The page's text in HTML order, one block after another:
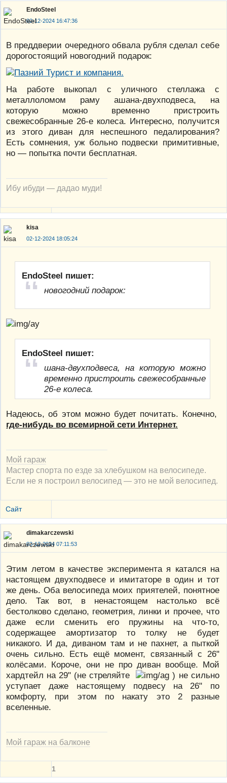
EndoSteel
02-12-2024 16:47:36
В преддверии очередного обвала рубля сделал себе
дорогостоящий новогодний подарок:
На работе выкопал с уличного стеллажа с
металлоломом раму ашана-двухподвеса, на
которую можно временно пристроить
свежесобранные 26-е колеса. Интересно, получится
из этого диван для неспешного педалирования?
Есть сомнения, уж больно подвески примитивные,
но — попытка почти бесплатная.
Ибу ибуди — дадао муди!
kisa
02-12-2024 18:05:24
EndoSteel пишет:
новогодний подарок:
EndoSteel пишет:
шана-двухподвеса, на которую можно
временно пристроить свежесобранные
26-е колеса.
Надеюсь, об этом можно будет почитать. Конечно,
где-нибудь во всемирной сети Интернет.
Мой гараж
Мастер спорта по езде за хлебушком на велосипеде.
Если не я построил велосипед — это не мой велосипед.
Сайт
dimakarczewski
03-12-2024 07:11:53
Этим летом в качестве эксперимента я катался на
настоящем двухподвесе и имитаторе в один и тот
же день. Оба велосипеда моих приятелей, понятное
дело. Так вот, в ненастоящем настолько всё
бестолково сделано, геометрия, линки и прочее, что
даже если сменить его пружины на что-то,
содержащее амортизатор то толку не будет
никакого. И да, диваном там и не пахнет, а пыткой
очень сильно. Есть ещё момент, связанный с 26"
колёсами. Короче, они не про диван вообще. Мой
хардтейл на 29" (не стреляйте
) не сильно
уступает даже настоящему подвесу на 26" по
комфорту, при этом по накату это 2 разные
вселенные.
Мой гараж на балконе
1